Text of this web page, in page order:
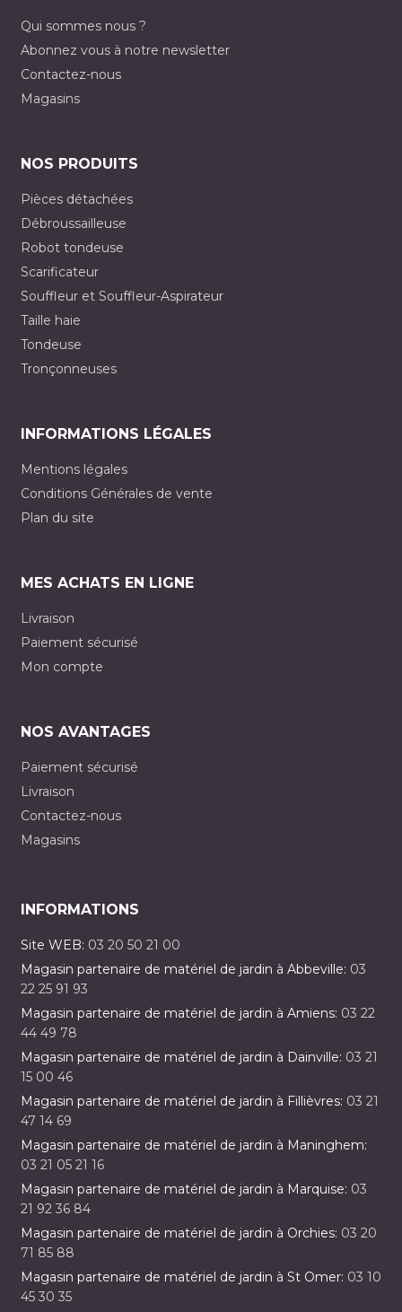
Qui sommes nous ?
Abonnez vous à notre newsletter
Contactez-nous
Magasins
NOS PRODUITS
Pièces détachées
Débroussailleuse
Robot tondeuse
Scarificateur
Souffleur et Souffleur-Aspirateur
Taille haie
Tondeuse
Tronçonneuses
INFORMATIONS LÉGALES
Mentions légales
Conditions Générales de vente
Plan du site
MES ACHATS EN LIGNE
Livraison
Paiement sécurisé
Mon compte
NOS AVANTAGES
Paiement sécurisé
Livraison
Contactez-nous
Magasins
INFORMATIONS
Site WEB: 03 20 50 21 00
Magasin partenaire de matériel de jardin à Abbeville: 03
22 25 91 93
Magasin partenaire de matériel de jardin à Amiens: 03 22
44 49 78
Magasin partenaire de matériel de jardin à Dainville: 03 21
15 00 46
Magasin partenaire de matériel de jardin à Fillièvres: 03 21
47 14 69
Magasin partenaire de matériel de jardin à Maninghem:
03 21 05 21 16
Magasin partenaire de matériel de jardin à Marquise: 03
21 92 36 84
Magasin partenaire de matériel de jardin à Orchies: 03 20
71 85 88
Magasin partenaire de matériel de jardin à St Omer: 03 10
45 30 35